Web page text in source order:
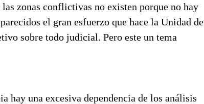
zonas conflictivas no existen porque no hay
el gran esfuerzo que hace la Unidad de
sobre todo judicial. Pero este un tema
hay una excesiva dependencia de los análisis